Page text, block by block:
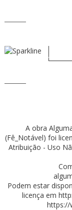
A obra
(Fê_Notável) foi
Atribuição - Uso
Podem estar
licença em
https://